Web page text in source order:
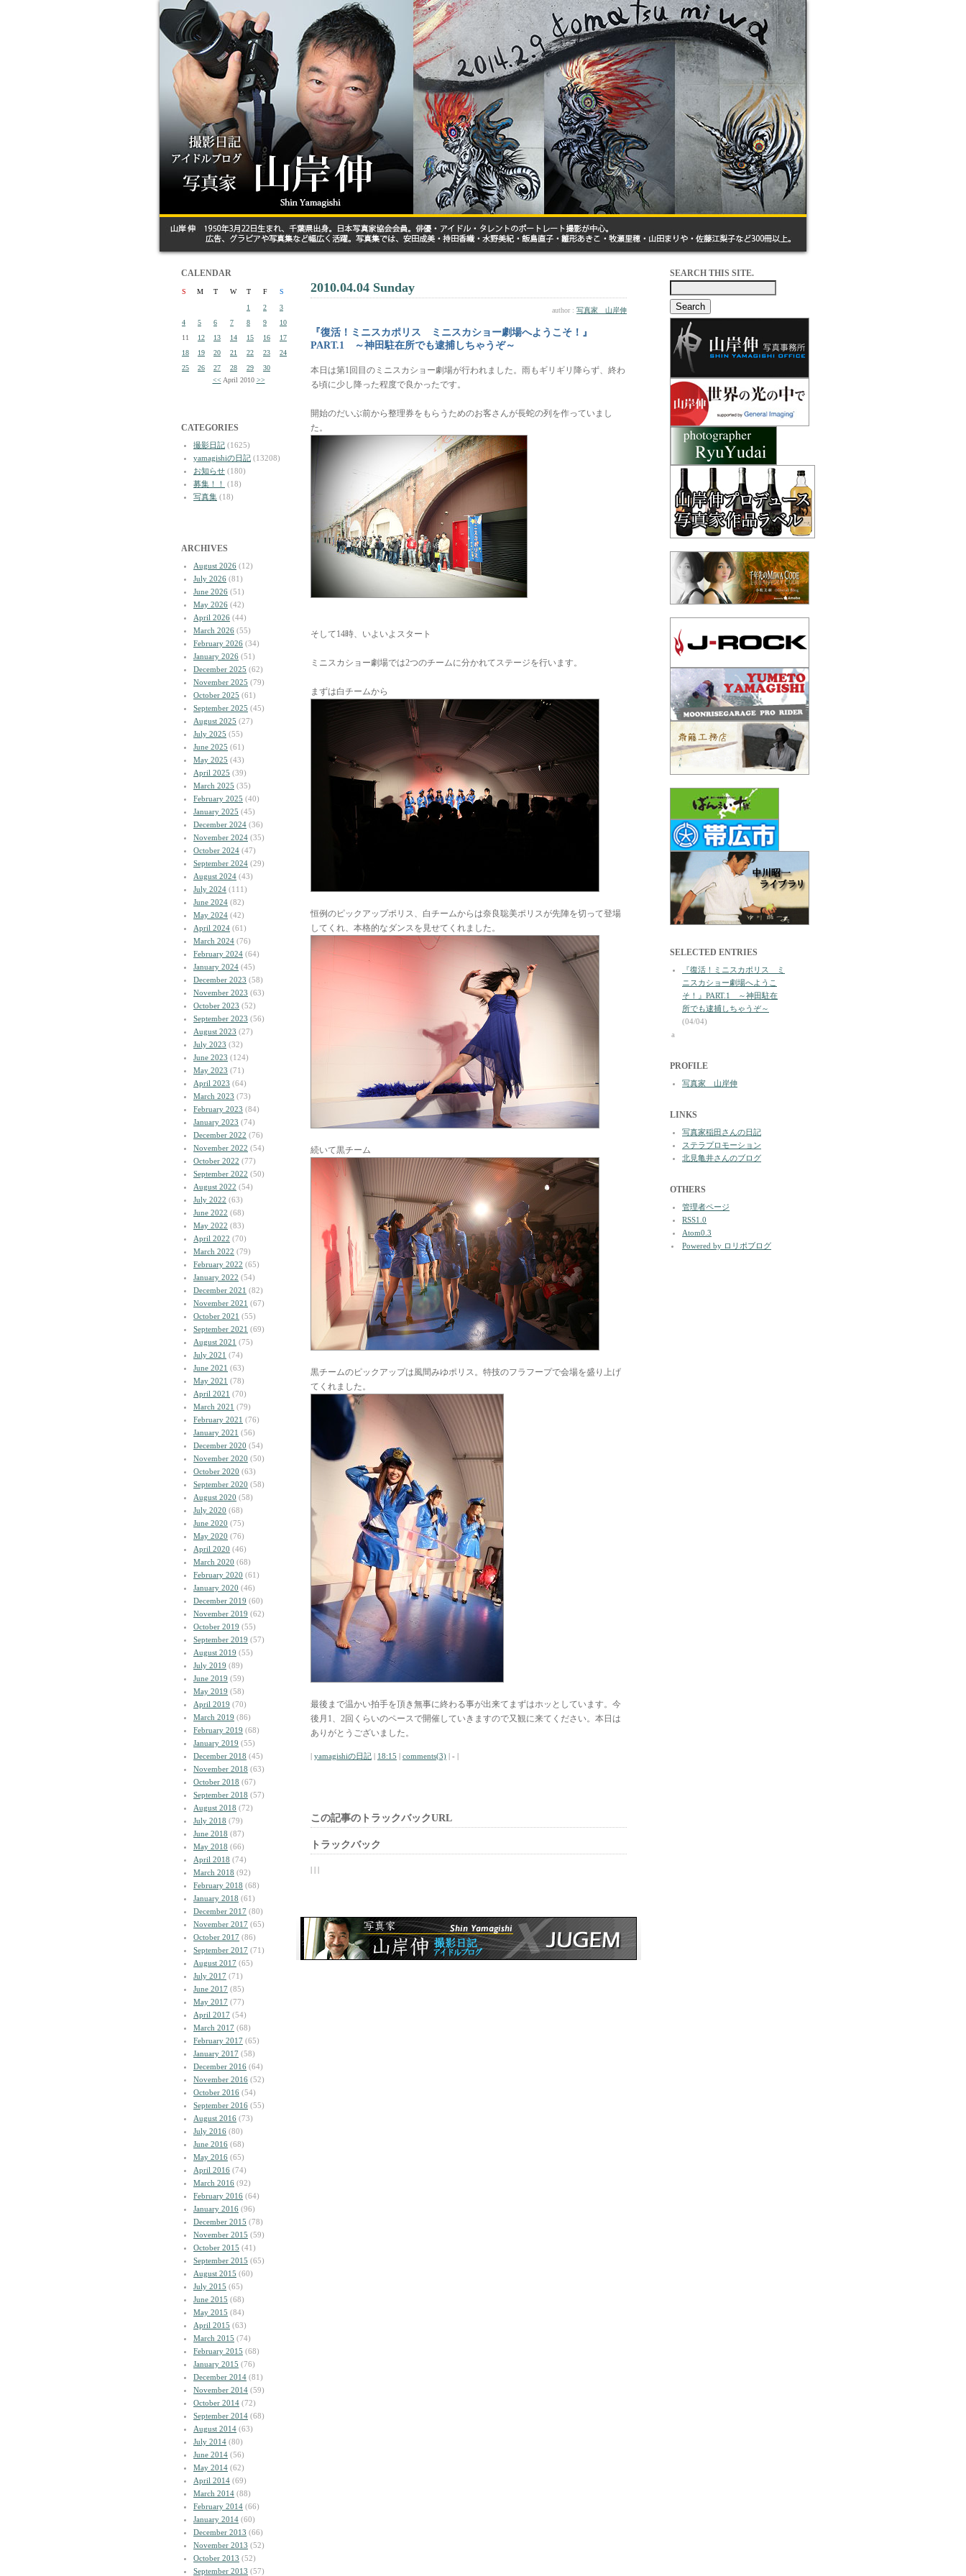
CALENDAR
S M T W T F
S
1
2
3
4
5 6 7 8 9
10
11
12 13 14 15 16
17
18
19 20 21 22 23
24
25
26 27 28 29
30
<< April 2010 >>
CATEGORIES
撮影日記 (1625)
yamagishiの日記 (13208)
お知らせ (180)
募集！！
(18)
写真集 (18)
ARCHIVES
August 2026 (12)
July 2026 (81)
June 2026 (51)
May 2026 (42)
April 2026 (44)
March 2026 (55)
February 2026 (34)
January 2026 (51)
December 2025 (62)
November 2025 (79)
October 2025 (61)
September 2025 (45)
August 2025 (27)
July 2025 (55)
June 2025 (61)
May 2025 (43)
April 2025 (39)
March 2025 (35)
February 2025 (40)
January 2025 (45)
December 2024 (36)
November 2024 (35)
October 2024 (47)
September 2024 (29)
August 2024 (43)
July 2024 (111)
June 2024 (82)
May 2024 (42)
April 2024 (61)
March 2024 (76)
February 2024 (64)
January 2024 (45)
December 2023 (58)
November 2023 (63)
October 2023 (52)
September 2023 (56)
August 2023 (27)
July 2023 (32)
June 2023 (124)
May 2023 (71)
April 2023 (64)
March 2023 (73)
February 2023 (84)
January 2023 (74)
December 2022 (76)
November 2022 (54)
October 2022 (77)
September 2022 (50)
August 2022 (54)
July 2022 (63)
June 2022 (68)
May 2022 (83)
April 2022 (70)
March 2022 (79)
February 2022 (65)
January 2022 (54)
December 2021 (82)
November 2021 (67)
October 2021 (55)
September 2021 (69)
August 2021 (75)
July 2021 (74)
June 2021 (63)
May 2021 (78)
April 2021 (70)
March 2021 (79)
February 2021 (76)
January 2021 (56)
December 2020 (54)
November 2020 (50)
October 2020 (63)
September 2020 (58)
August 2020 (58)
July 2020 (68)
June 2020 (75)
May 2020 (76)
April 2020 (46)
March 2020 (68)
February 2020 (61)
January 2020 (46)
December 2019 (60)
November 2019 (62)
October 2019 (55)
September 2019 (57)
August 2019 (55)
July 2019 (89)
June 2019 (59)
May 2019 (58)
April 2019 (70)
March 2019 (86)
February 2019 (68)
January 2019 (55)
December 2018 (45)
November 2018 (63)
October 2018 (67)
September 2018 (57)
August 2018 (72)
July 2018 (79)
June 2018 (87)
May 2018 (66)
April 2018 (74)
March 2018 (92)
February 2018 (68)
January 2018 (61)
December 2017 (80)
November 2017 (65)
October 2017 (86)
September 2017 (71)
August 2017 (65)
July 2017 (71)
June 2017 (85)
May 2017 (77)
April 2017 (54)
March 2017 (68)
February 2017 (65)
January 2017 (58)
December 2016 (64)
November 2016 (52)
October 2016 (54)
September 2016 (55)
August 2016 (73)
July 2016 (80)
June 2016 (68)
May 2016 (65)
April 2016 (74)
March 2016 (92)
February 2016 (64)
January 2016 (96)
December 2015 (78)
November 2015 (59)
October 2015 (41)
September 2015 (65)
August 2015 (60)
July 2015 (65)
June 2015 (68)
May 2015 (84)
April 2015 (63)
March 2015 (74)
February 2015 (68)
January 2015 (76)
December 2014 (81)
November 2014 (59)
October 2014 (72)
September 2014 (68)
August 2014 (63)
July 2014 (80)
June 2014 (56)
May 2014 (62)
April 2014 (69)
March 2014 (88)
February 2014 (66)
January 2014 (60)
December 2013 (66)
November 2013 (52)
October 2013 (52)
September 2013 (57)
2010.04.04 Sunday
author : 写真家 山岸伸
『復活！ミニスカポリス ミニスカショー劇場へようこそ！』
PART.1 ～神田駐在所でも逮捕しちゃうぞ～
本日は第1回目のミニスカショー劇場が行われました。雨もギリギリ降らず、終わ
る頃に少し降った程度で良かったです。
開始のだいぶ前から整理券をもらうためのお客さんが長蛇の列を作っていまし
た。
そして14時、いよいよスタート
ミニスカショー劇場では2つのチームに分かれてステージを行います。
まずは白チームから
恒例のピックアップポリス、白チームからは奈良聡美ポリスが先陣を切って登場
してくれ、本格的なダンスを見せてくれました。
続いて黒チーム
黒チームのピックアップは風間みゆポリス。特技のフラフープで会場を盛り上げ
てくれました。
最後まで温かい拍手を頂き無事に終わる事が出来てまずはホッとしています。今
後月1、2回くらいのペースで開催していきますので又観に来てください。本日は
ありがとうございました。
| yamagishiの日記 | 18:15 | comments(3) | - |
この記事のトラックバックURL
トラックバック
| | |
SEARCH THIS SITE.
SELECTED ENTRIES
『復活！ミニスカポリス ミ
ニスカショー劇場へようこ
そ！』PART.1 ～神田駐在
所でも逮捕しちゃうぞ～
(04/04)
a
PROFILE
写真家 山岸伸
LINKS
写真家稲田さんの日記
ステラプロモーション
北見亀井さんのブログ
OTHERS
管理者ページ
RSS1.0
Atom0.3
Powered by ロリポブログ